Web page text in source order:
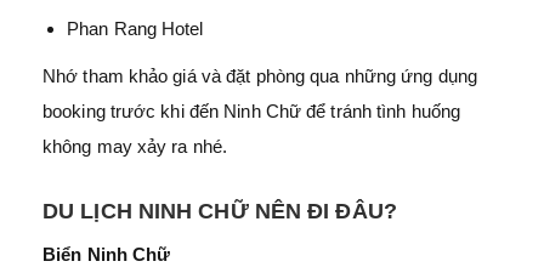
Phan Rang Hotel
Nhớ tham khảo giá và đặt phòng qua những ứng dụng
booking trước khi đến Ninh Chữ để tránh tình huống
không may xảy ra nhé.
DU LỊCH NINH CHỮ NÊN ĐI ĐÂU?
Biển Ninh Chữ